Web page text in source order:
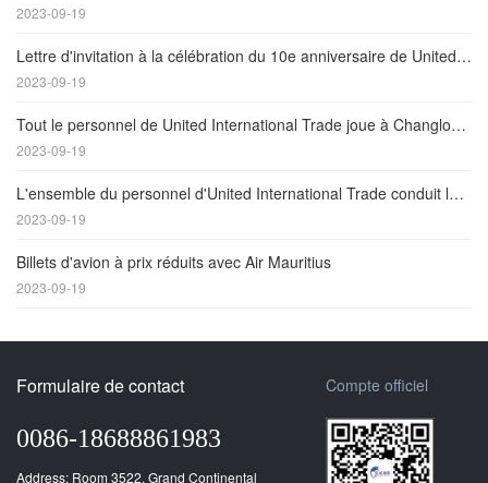
2023-09-19
Lettre d'invitation à la célébration du 10e anniversaire de United International Trade Co., Ltd
2023-09-19
Tout le personnel de United International Trade joue à Changlong Zhuhai
2023-09-19
L'ensemble du personnel d'United International Trade conduit les clients à Guangzhou pendant la fête nationale
2023-09-19
Billets d'avion à prix réduits avec Air Mauritius
2023-09-19
Formulaire de contact
0086-18688861983
Address: Room 3522, Grand Continental
Compte officiel